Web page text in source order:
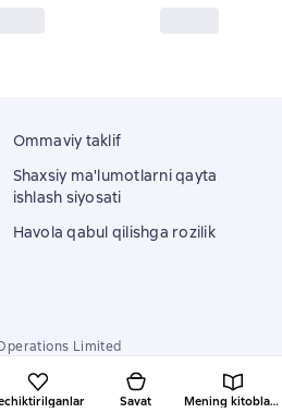
Savat Mening kitoblarim
Ommaviy taklif
Shaxsiy ma'lumotlarni qayta
ishlash siyosati
Havola qabul qilishga rozilik
Limited